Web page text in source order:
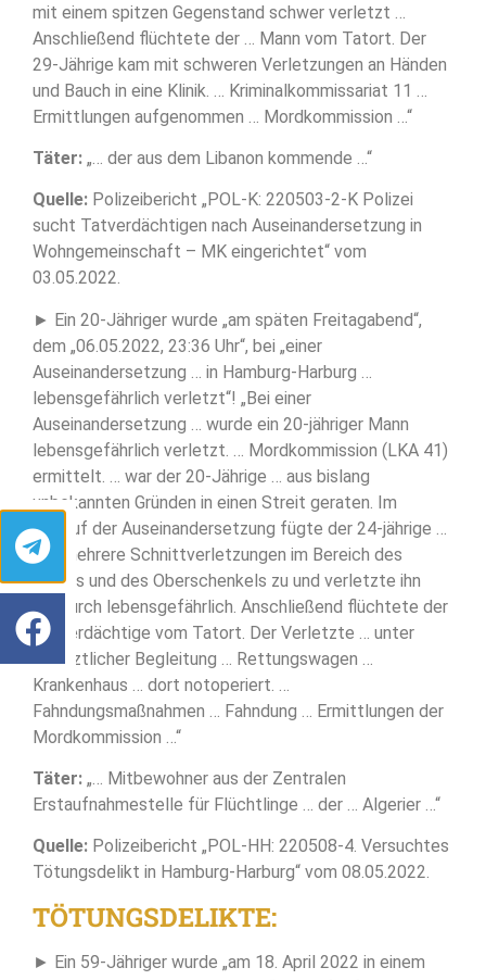
mit einem spitzen Gegenstand schwer verletzt …
Anschließend flüchtete der … Mann vom Tatort. Der
29-Jährige kam mit schweren Verletzungen an Händen
und Bauch in eine Klinik. … Kriminalkommissariat 11 …
Ermittlungen aufgenommen … Mordkommission …“
Täter: „… der aus dem Libanon kommende …“
Quelle: Polizeibericht „POL-K: 220503-2-K Polizei
sucht Tatverdächtigen nach Auseinandersetzung in
Wohngemeinschaft – MK eingerichtet“ vom
03.05.2022.
► Ein 20-Jähriger wurde „am späten Freitagabend“,
dem „06.05.2022, 23:36 Uhr“, bei „einer
Auseinandersetzung … in Hamburg-Harburg …
lebensgefährlich verletzt“! „Bei einer
Auseinandersetzung … wurde ein 20-jähriger Mann
lebensgefährlich verletzt. … Mordkommission (LKA 41)
ermittelt. … war der 20-Jährige … aus bislang
unbekannten Gründen in einen Streit geraten. Im
Verlauf der Auseinandersetzung fügte der 24-jährige …
ihm mehrere Schnittverletzungen im Bereich des
Halses und des Oberschenkels zu und verletzte ihn
hierdurch lebensgefährlich. Anschließend flüchtete der
Tatverdächtige vom Tatort. Der Verletzte … unter
notärztlicher Begleitung … Rettungswagen …
Krankenhaus … dort notoperiert. …
Fahndungsmaßnahmen … Fahndung … Ermittlungen der
Mordkommission …“
Täter: „… Mitbewohner aus der Zentralen
Erstaufnahmestelle für Flüchtlinge … der … Algerier …“
Quelle: Polizeibericht „POL-HH: 220508-4. Versuchtes
Tötungsdelikt in Hamburg-Harburg“ vom 08.05.2022.
TÖTUNGSDELIKTE:
► Ein 59-Jähriger wurde „am 18. April 2022 in einem